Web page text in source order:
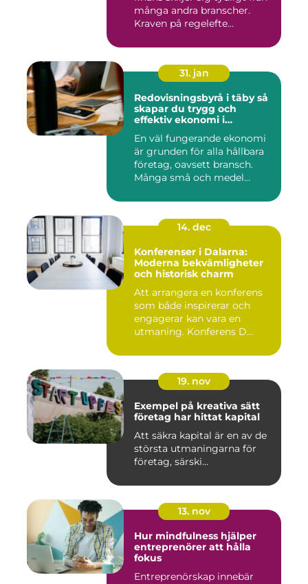
många andra branscher.
Kraven på regelefte...
31. jan
Redovisningsbyrå i täby så
skapar du trygg och
effektiv ekonomi i
En väl fungerande ekonomi
är grunden för alla hållbara
företag, oavsett bransch.
Många små och medel...
14. dec
Konferenser i Dalarna:
Moderna bekvämligheter
och historisk charm
Att arrangera en konferens
som både inspirerar och
engagerar kan vara en
utmaning. Konferens D...
19. nov
Exempel på kreativa sätt
företag har hittat kapital
Att säkra kapital är en av de
största utmaningarna för
företag, särski...
13. nov
Hur mindfulness hjälper
entreprenörer att hålla
fokus
Entreprenörskap innebär